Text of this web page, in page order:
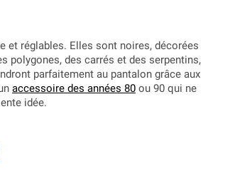
et réglables. Elles sont noires, décorées
polygones, des carrés et des serpentins,
parfaitement au pantalon grâce aux
accessoire des années 80 ou 90 qui ne
idée.